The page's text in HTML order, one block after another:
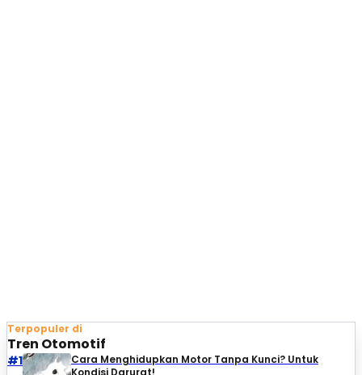
Terpopuler di
Tren Otomotif
#1
Cara Menghidupkan Motor Tanpa Kunci? Untuk
Kondisi Darurat!